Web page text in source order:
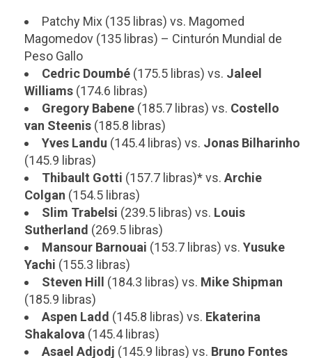
Patchy Mix (135 libras) vs. Magomed
Magomedov (135 libras) – Cinturón Mundial de
Peso Gallo
Cedric Doumbé (175.5 libras) vs. Jaleel
Williams (174.6 libras)
Gregory Babene (185.7 libras) vs. Costello
van Steenis (185.8 libras)
Yves Landu (145.4 libras) vs. Jonas Bilharinho
(145.9 libras)
Thibault Gotti (157.7 libras)* vs. Archie
Colgan (154.5 libras)
Slim Trabelsi (239.5 libras) vs. Louis
Sutherland (269.5 libras)
Mansour Barnouai (153.7 libras) vs. Yusuke
Yachi (155.3 libras)
Steven Hill
(184.3 libras) vs. Mike Shipman
(185.9 libras)
Aspen Ladd (145.8 libras) vs. Ekaterina
Shakalova (145.4 libras)
Asael Adjodj (145.9 libras) vs. Bruno Fontes